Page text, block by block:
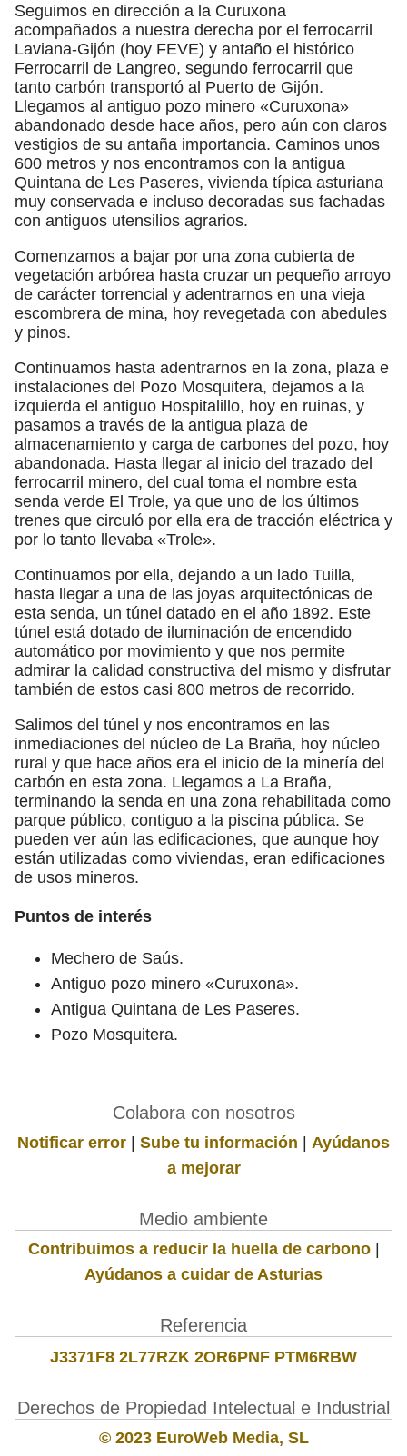
Seguimos en dirección a la Curuxona
acompañados a nuestra derecha por el ferrocarril
Laviana-Gijón (hoy FEVE) y antaño el histórico
Ferrocarril de Langreo, segundo ferrocarril que
tanto carbón transportó al Puerto de Gijón.
Llegamos al antiguo pozo minero «Curuxona»
abandonado desde hace años, pero aún con claros
vestigios de su antaña importancia. Caminos unos
600 metros y nos encontramos con la antigua
Quintana de Les Paseres, vivienda típica asturiana
muy conservada e incluso decoradas sus fachadas
con antiguos utensilios agrarios.
Comenzamos a bajar por una zona cubierta de
vegetación arbórea hasta cruzar un pequeño arroyo
de carácter torrencial y adentrarnos en una vieja
escombrera de mina, hoy revegetada con abedules
y pinos.
Continuamos hasta adentrarnos en la zona, plaza e
instalaciones del Pozo Mosquitera, dejamos a la
izquierda el antiguo Hospitalillo, hoy en ruinas, y
pasamos a través de la antigua plaza de
almacenamiento y carga de carbones del pozo, hoy
abandonada. Hasta llegar al inicio del trazado del
ferrocarril minero, del cual toma el nombre esta
senda verde El Trole, ya que uno de los últimos
trenes que circuló por ella era de tracción eléctrica y
por lo tanto llevaba «Trole».
Continuamos por ella, dejando a un lado Tuilla,
hasta llegar a una de las joyas arquitectónicas de
esta senda, un túnel datado en el año 1892. Este
túnel está dotado de iluminación de encendido
automático por movimiento y que nos permite
admirar la calidad constructiva del mismo y disfrutar
también de estos casi 800 metros de recorrido.
Salimos del túnel y nos encontramos en las
inmediaciones del núcleo de La Braña, hoy núcleo
rural y que hace años era el inicio de la minería del
carbón en esta zona. Llegamos a La Braña,
terminando la senda en una zona rehabilitada como
parque público, contiguo a la piscina pública. Se
pueden ver aún las edificaciones, que aunque hoy
están utilizadas como viviendas, eran edificaciones
de usos mineros.
Puntos de interés
Mechero de Saús.
Antiguo pozo minero «Curuxona».
Antigua Quintana de Les Paseres.
Pozo Mosquitera.
Colabora con nosotros
Notificar error | Sube tu información | Ayúdanos
a mejorar
Medio ambiente
Contribuimos a reducir la huella de carbono|
Ayúdanos a cuidar de Asturias
Referencia
J3371F8 2L77RZK 2OR6PNF PTM6RBW
Derechos de Propiedad Intelectual e Industrial
© 2023 EuroWeb Media, SL